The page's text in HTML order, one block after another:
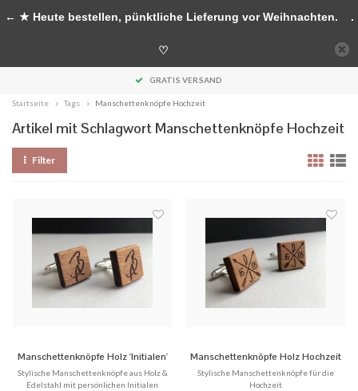
Handgefertigte Accessoires aus Holz
GRATIS VERSAND
Startseite Tags Manschettenknöpfe Hochzeit
Artikel mit Schlagwort Manschettenknöpfe Hochzeit
Filter
Manschettenknöpfe Holz 'Initialen'
Stylische Manschettenknöpfe aus Holz &
Edelstahl mit persönlichen Initialen
Manschettenknöpfe Holz Hochzeit
'Love'
Stylische Manschettenknöpfe für die
Hochzeit
← ★ Heute bestellen, pünktliche Lieferung vor Weihnachten. .
♡